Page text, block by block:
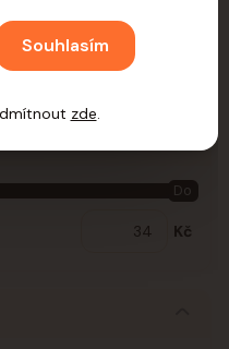
Jutové
Do
Kč
Souhlasím
zde.